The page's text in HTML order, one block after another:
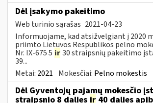
Dėl įsakymo pakeitimo
Web turinio sąrašas 2021-04-23
Informuojame, kad atsižvelgiant į 2020
priimto Lietuvos Respublikos pelno
Nr. IX-675 5 ir30 straipsnių pakeitimo
39...
Metai: 2021 Mokesčiai: Pelno mokestis
Dėl Gyventojų pajamų mokesčio
straipsnio 8 dalies ir 40 dalies